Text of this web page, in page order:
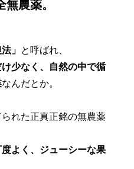
無農薬。
」 と呼ばれ、
少なく、自然の中で循
なんだとか。
れた正真正銘の無農薬
よく、ジューシーな果